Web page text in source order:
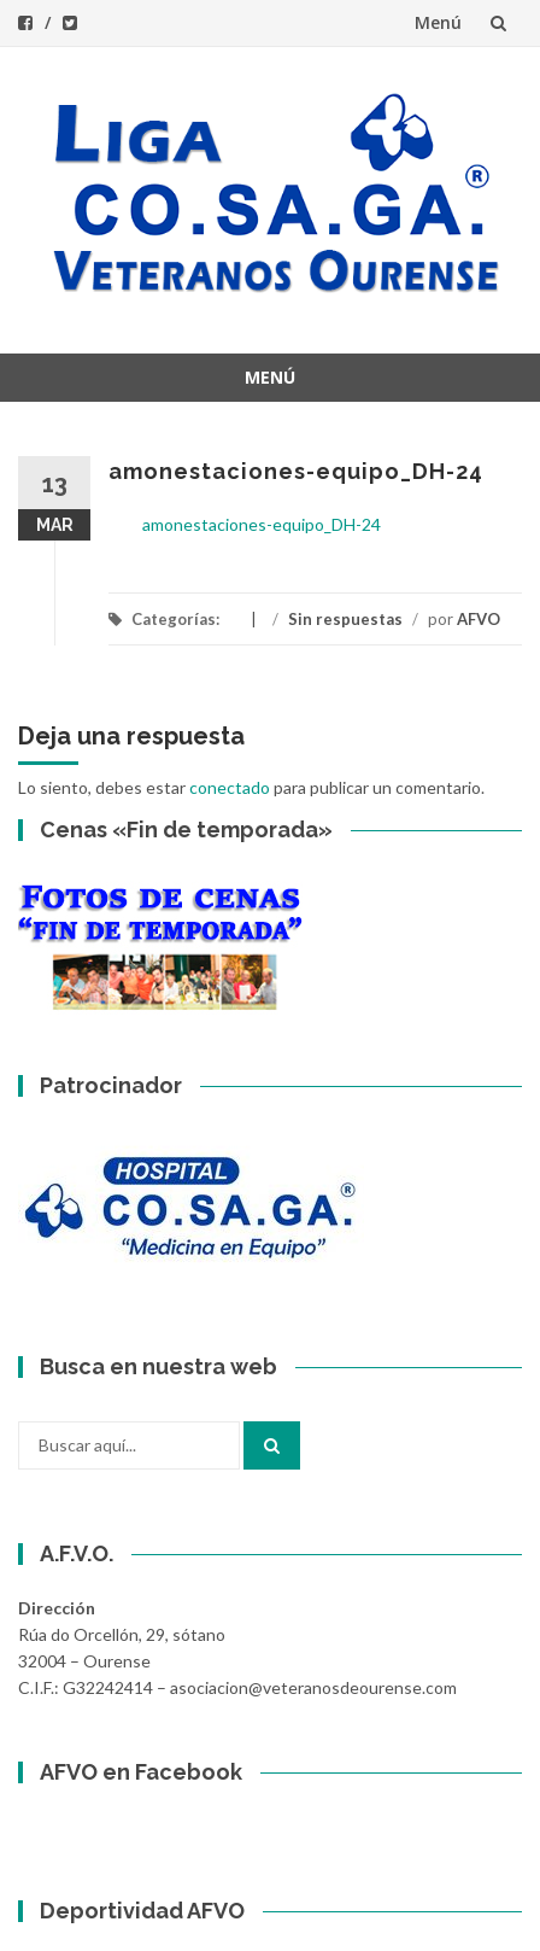
Menú
contenido
MENÚ
13
MAR
amonestaciones-equipo_DH-24
amonestaciones-equipo_DH-24
Categorías: / Sin respuestas / porAFVO
Deja una respuesta
Lo siento, debes estarconectado para publicar un comentario.
Cenas «Fin de temporada»
Patrocinador
Busca en nuestra web
A.F.V.O.
Dirección
Rúa do Orcellón, 29, sótano
32004 – Ourense
C.I.F.: G32242414 – asociacion@veteranosdeourense.com
AFVO en Facebook
Deportividad AFVO